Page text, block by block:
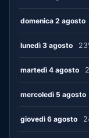
domenica 2 agosto
lunedì 3 agosto
martedì 4 agosto
mercoledì 5 agosto
giovedì 6 agosto